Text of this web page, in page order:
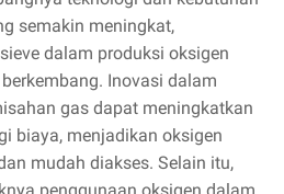
semakin meningkat,
dalam produksi oksigen
Inovasi dalam
gas dapat meningkatkan
biaya, menjadikan oksigen
mudah diakses. Selain itu,